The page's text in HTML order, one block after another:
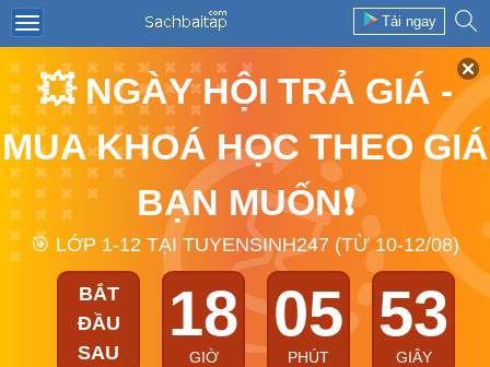
Tải ngay
💥 NGÀY HỘI TRẢ GIÁ -
MUA KHOÁ HỌC THEO GIÁ
BẠN MUỐN❗
🎯 LỚP 1-12 TẠI TUYENSINH247 (TỪ 10-12/08)
BẮT
ĐẦU
SAU
18
GIỜ
05
PHÚT
53
GIÂY